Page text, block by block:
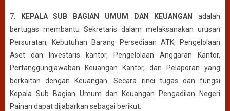
7. KEPALA SUB BAGIAN UMUM DAN KEUANGAN
adalah
bertugas membantu Sekretaris dalam melaksanakan urusan
Persuratan, Kebutuhan Barang Persediaan ATK, Pengelolaan
Aset dan Investaris kantor, Pengelolaan Anggaran Kantor,
Pertanggungjawaban Keuangan Kantor, dan Pelaporan yang
berkaitan dengan Keuangan. Secara rinci tugas dan fungsi
Kepala Sub Bagian Umum dan Keuangan Pengadilan Negeri
Painan dapat dijabarkan sebagai berikut: